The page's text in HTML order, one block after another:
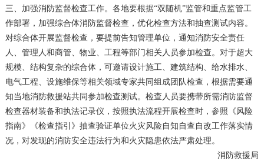
三、加强消防监督检查工作。各地要根据“双随机”监管和重点监管工
作部署，加强综合体消防监督检查，优化检查方法和抽查测试内容。
对综合体开展监督检查，要提前告知管理单位，通知消防安全责任
人、管理人和商管、物业、工程等部门相关人员参加检查。对于超大
规模、结构复杂的综合体，可邀请设计施工、建筑结构、给水排水、
电气工程、设施维保等相关领域专家共同组成团队检查，根据需要通
知当地消防救援站共同参加检查测试。检查人员要携带所需消防监督
检查器材装备和执法记录仪，按照执法流程开展检查时，参照《风险
指南》《检查指引》抽查验证单位火灾风险自知自查自改工作落实情
况，对发现的消防安全违法行为和火灾隐患依法严肃处理。
消防救援局